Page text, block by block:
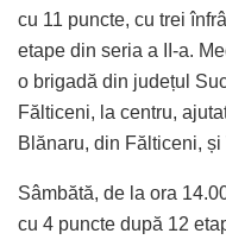
cu 11 puncte, cu trei
etape din seria a II-a.
o brigadă din județul
Fălticeni, la centru,
Blănaru, din Fălticeni,
Sâmbătă, de la ora
cu 4 puncte după 12